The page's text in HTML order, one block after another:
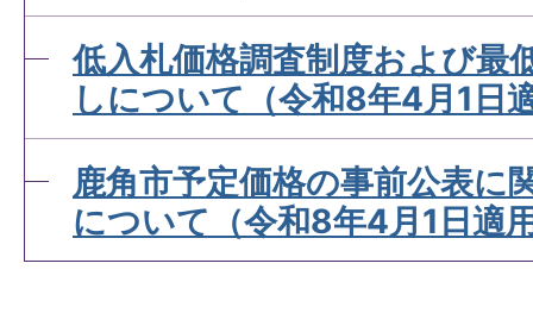
低入札価格調査制度および最
しについて（令和8年4月1日
鹿角市予定価格の事前公表に
について（令和8年4月1日適